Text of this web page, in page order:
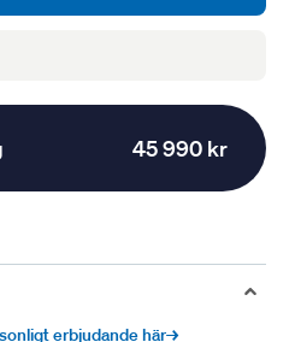
45 990 kr
erbjudande här→